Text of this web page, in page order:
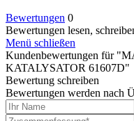
Bewertungen 0
Bewertungen lesen,
Menü schließen
Kundenbewertungen für
KATALYSATOR 61607D"
Bewertung schreiben
Bewertungen werden nach